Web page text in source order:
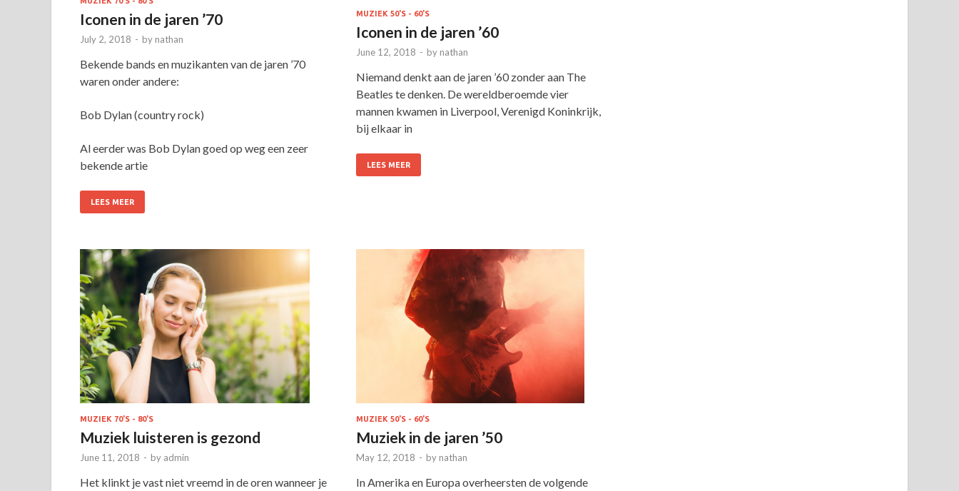
Iconen in de jaren ’70
July 2, 2018 - by nathan
Bekende bands en muzikanten van de jaren ’70
waren onder andere:
Bob Dylan (country rock)
Al eerder was Bob Dylan goed op weg een zeer
bekende artie
LEES MEER
MUZIEK 50'S - 60'S
Iconen in de jaren ’60
June 12, 2018 - by nathan
Niemand denkt aan de jaren ’60 zonder aan The
Beatles te denken. De wereldberoemde vier
mannen kwamen in Liverpool, Verenigd Koninkrijk,
bij elkaar in
LEES MEER
MUZIEK 70'S - 80'S
Muziek luisteren is gezond
June 11, 2018 - by admin
Het klinkt je vast niet vreemd in de oren wanneer je
MUZIEK 50'S - 60'S
Muziek in de jaren ’50
May 12, 2018 - by nathan
In Amerika en Europa overheersten de volgende